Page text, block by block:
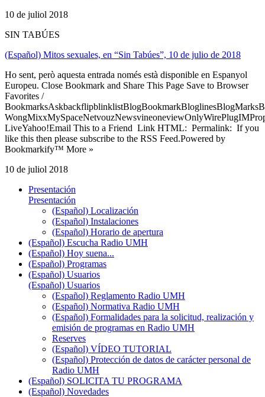
10 de juliol 2018
SIN TABÚES
(Español) Mitos sexuales, en “Sin Tabúes”, 10 de julio de 2018
Ho sent, però aquesta entrada només està disponible en Espanyol
Europeu. Close Bookmark and Share This Page Save to Browser
Favorites /
LiveYahoo!Email This to a Friend Link HTML: Permalink: If you
like this then please subscribe to the RSS Feed.Powered by
Bookmarkify™ More »
10 de juliol 2018
Presentación
Presentación
(Español) Localización
(Español) Instalaciones
(Español) Horario de apertura
(Español) Escucha Radio UMH
(Español) Hoy suena...
(Español) Programas
(Español) Usuarios
(Español) Usuarios
(Español) Reglamento Radio UMH
(Español) Normativa Radio UMH
(Español) Formalidades para la solicitud, realización y
emisión de programas en Radio UMH
Reserves
(Español) VÍDEO TUTORIAL
(Español) Protección de datos de carácter personal de
Radio UMH
(Español) SOLICITA TU PROGRAMA
(Español) Novedades